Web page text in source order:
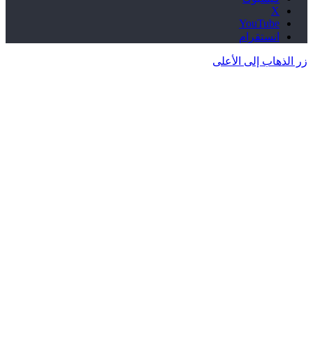
‫X
‫YouTube
انستقرام
زر الذهاب إلى الأعلى